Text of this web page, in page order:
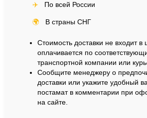
✈️ По всей России
🌍 В страны СНГ
Стоимость доставки не входит в
оплачивается по
транспортной компании или
Сообщите менеджеру о
доставки или укажите удобный
постамат в комментарии при
на сайте.